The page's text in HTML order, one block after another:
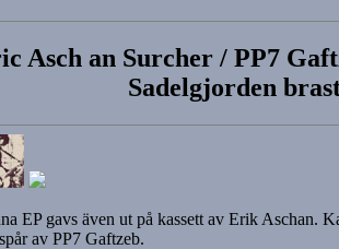
Asch an Surcher / PP7
Sadelgjorden
EP gavs även ut på kassett av Erik Aschan.
av PP7 Gaftzeb.